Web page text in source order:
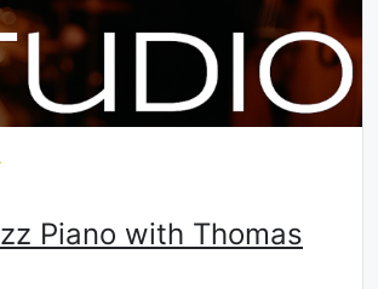
Piano with Thomas